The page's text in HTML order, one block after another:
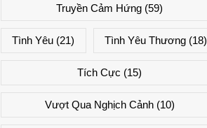
Truyền Cảm Hứng (59)
Tình Yêu (21) Tình Yêu Thương(18)
Tích Cực (15)
Vượt Qua Nghịch Cảnh(10)